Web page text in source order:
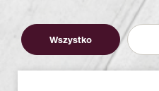
Wszystko